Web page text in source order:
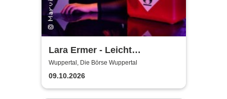
Lara Ermer - Leicht
entflammbar
Wuppertal, Die Börse Wuppertal
09.10.2026